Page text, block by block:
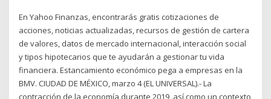
En Yahoo Finanzas, encontrarás gratis cotizaciones de
acciones, noticias actualizadas, recursos de gestión de cartera
de valores, datos de mercado internacional, interacción social
y tipos hipotecarios que te ayudarán a gestionar tu vida
financiera. Estancamiento económico pega a empresas en la
BMV. CIUDAD DE MÉXICO, marzo 4 (EL UNIVERSAL).- La